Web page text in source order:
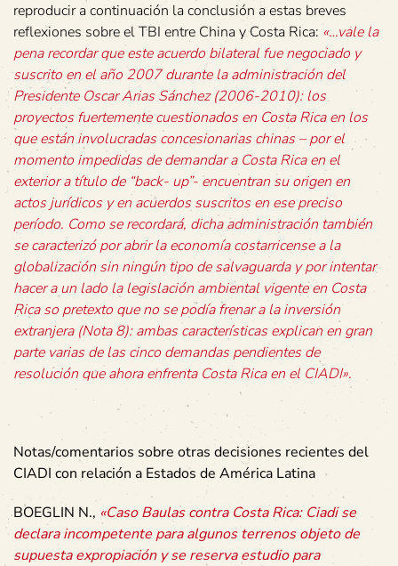
reproducir a continuación la conclusión a estas breves
reflexiones sobre el TBI entre China y Costa Rica: «…vale la
pena recordar que este acuerdo bilateral fue negociado y
suscrito en el año 2007 durante la administración del
Presidente Oscar Arias Sánchez (2006-2010): los
proyectos fuertemente cuestionados en Costa Rica en los
que están involucradas concesionarias chinas – por el
momento impedidas de demandar a Costa Rica en el
exterior a título de “back- up”- encuentran su origen en
actos jurídicos y en acuerdos suscritos en ese preciso
período. Como se recordará, dicha administración también
se caracterizó por abrir la economía costarricense a la
globalización sin ningún tipo de salvaguarda y por intentar
hacer a un lado la legislación ambiental vigente en Costa
Rica so pretexto que no se podía frenar a la inversión
extranjera (Nota 8): ambas características explican en gran
parte varias de las cinco demandas pendientes de
resolución que ahora enfrenta Costa Rica en el CIADI».
Notas/comentarios sobre otras decisiones recientes del
CIADI con relación a Estados de América Latina
BOEGLIN N., «Caso Baulas contra Costa Rica: Ciadi se
declara incompetente para algunos terrenos objeto de
supuesta expropiación y se reserva estudio para